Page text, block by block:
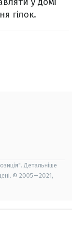
гілок.
Детальніше
© 2005—2021,